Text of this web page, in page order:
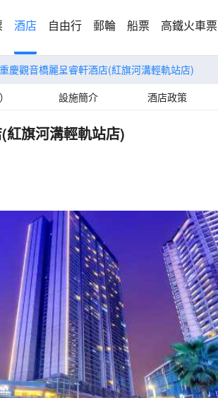
酒店 自由行 郵輪 船票 高鐵火車票
重慶觀音橋麗呈睿軒酒店(紅旗河溝輕軌站店)
設施簡介 酒店政策
紅旗河溝輕軌站店)